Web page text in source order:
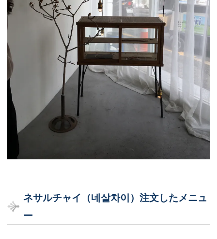
ネサルチャイ（네살차이）注文したメニュ
ー